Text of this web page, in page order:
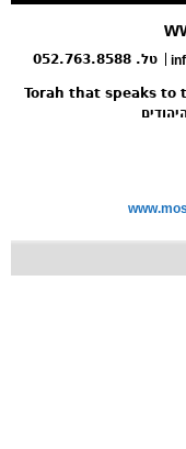
טל. 052.763.8588
Torah that speaks to